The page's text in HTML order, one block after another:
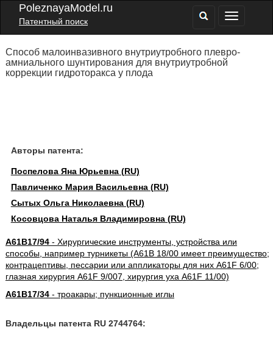
PoleznayaModel.ru
Патентный поиск
Способ малоинвазивного внутриутробного плевро-
амниального шунтирования для внутриутробной
коррекции гидроторакса у плода
Авторы патента:
Поспелова Яна Юрьевна (RU)
Павличенко Мария Васильевна (RU)
Сытых Ольга Николаевна (RU)
Косовцова Наталья Владимировна (RU)
A61B17/94- Хирургические инструменты, устройства или
способы, например турникеты (A61B 18/00 имеет преимущество;
контрацептивы, пессарии или аппликаторы для них A61F 6/00;
глазная хирургия A61F 9/007, хирургия уха A61F 11/00)
A61B17/34- троакары; пункционные иглы
Владельцы патента RU 2744764: